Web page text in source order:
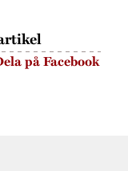
på Facebook